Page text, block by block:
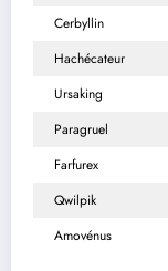
Cerbyllin
Hachécateur
Ursaking
Paragruel
Farfurex
Qwilpik
Amovénus